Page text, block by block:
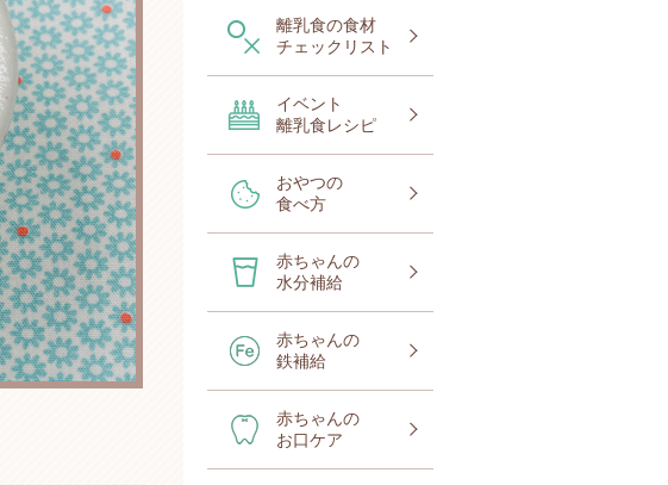
離乳食の食材
チェックリスト
イベント
離乳食レシピ
おやつの
食べ方
赤ちゃんの
水分補給
赤ちゃんの
鉄補給
赤ちゃんの
お口ケア